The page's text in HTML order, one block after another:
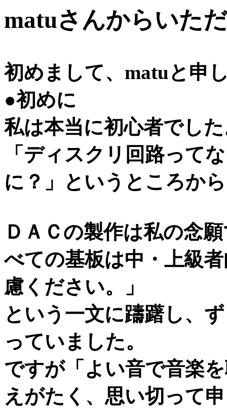
matuさんからいた
初めまして、matuと申
●初めに
私は本当に初心者でし
「ディスクリ回路って
に？」というところか
ＤＡＣの製作は私の念
べての基板は中・上級
慮ください。」
という一文に躊躇し、
っていました。
ですが「よい音で音楽
えがたく、思い切って